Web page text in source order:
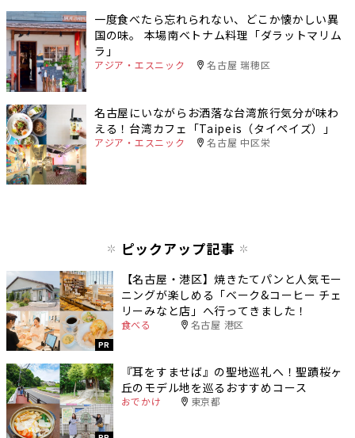
一度食べたら忘れられない、どこか懐かしい異
国の味。 本場南ベトナム料理「ダラットマリム
ラ」
アジア・エスニック 名古屋 瑞穂区
名古屋にいながらお洒落な台湾旅行気分が味わ
える！台湾カフェ「Taipeis（タイペイズ）」
アジア・エスニック 名古屋 中区栄
ピックアップ記事
PR
【名古屋・港区】焼きたてパンと人気モー
ニングが楽しめる「ベーク&コーヒー チェ
リーみなと店」へ行ってきました！
食べる 名古屋 港区
『耳をすませば』の聖地巡礼へ！聖蹟桜ヶ
丘のモデル地を巡るおすすめコース
おでかけ 東京都